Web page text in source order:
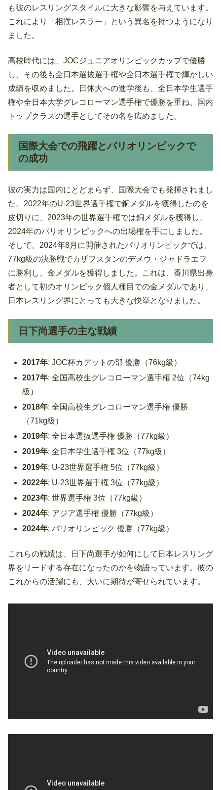
も彼のレスリングスタイルに大きな影響を与えています。
これにより「相撲レスラー」という異名を持つようになり
ました。
高校時代には、JOCジュニアオリンピックカップで優勝
し、その後も全日本選抜選手権や全日本選手権で輝かしい
成績を収めました。日体大への進学後も、全日本学生選手
権や全日本大学グレコローマン選手権で優勝を重ね、国内
トップクラスの選手としてその名を広めました。
国際大会での飛躍とパリオリンピックで
の成功
彼の実力は国内にとどまらず、国際大会でも発揮されまし
た。2022年のU-23世界選手権で銅メダルを獲得したのを
皮切りに、2023年の世界選手権では銅メダルを獲得し、
2024年のパリオリンピックへの出場権を手にしました。
そして、2024年8月に開催されたパリオリンピックでは、
77kg級の決勝戦でカザフスタンのデメウ・ジャドラエフ
に勝利し、金メダルを獲得しました。これは、香川県出身
者として初のオリンピック個人種目での金メダルであり、
日本レスリング界にとっても大きな快挙となりました。
日下尚選手の主な戦績
2017年: JOC杯カデットの部 優勝（76kg級）
2017年: 全国高校生グレコローマン選手権 2位（74kg
級）
2018年: 全国高校生グレコローマン選手権 優勝
（71kg級）
2019年: 全日本選抜選手権 優勝（77kg級）
2019年: 全日本学生選手権 3位（77kg級）
2019年: U-23世界選手権 5位（77kg級）
2022年: U-23世界選手権 3位（77kg級）
2023年: 世界選手権 3位（77kg級）
2024年: アジア選手権 優勝（77kg級）
2024年: パリオリンピック 優勝（77kg級）
これらの戦績は、日下尚選手が如何にして日本レスリング
界をリードする存在になったのかを物語っています。彼の
これからの活躍にも、大いに期待が寄せられています。